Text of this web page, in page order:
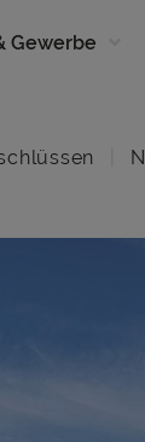
Gewerbe